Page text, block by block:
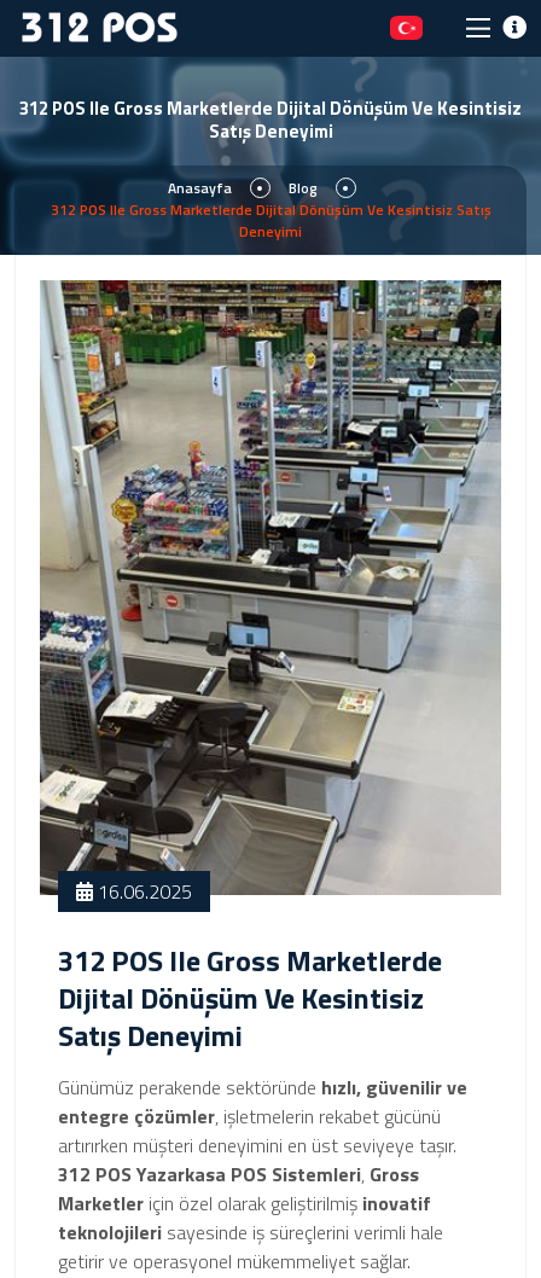
312 POS Ile Gross Marketlerde Dijital Dönüşüm Ve Kesintisiz
Satış Deneyimi
Anasayfa
Blog
312 POS Ile Gross Marketlerde Dijital Dönüşüm Ve Kesintisiz Satış
Deneyimi
16.06.2025
312 POS Ile Gross Marketlerde
Dijital Dönüşüm Ve Kesintisiz
Satış Deneyimi
Günümüz perakende sektöründe hızlı, güvenilir ve
entegre çözümler, işletmelerin rekabet gücünü
artırırken müşteri deneyimini en üst seviyeye taşır.
312 POS Yazarkasa POS Sistemleri, Gross
Marketler için özel olarak geliştirilmiş inovatif
teknolojileri sayesinde iş süreçlerini verimli hale
getirir ve operasyonel mükemmeliyet sağlar.